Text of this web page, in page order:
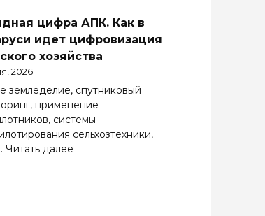
Почему
для
эффективно
зарубежных
цифра АПК. Как в
идет цифровизация
хозяйства
2026
земледелие, спутниковый
применение
системы
сельхозтехники,
Читать далее